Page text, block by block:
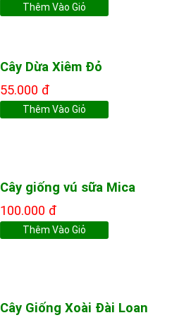
Thêm Vào Giỏ
Cây Dừa Xiêm Đỏ
55.000 đ
Thêm Vào Giỏ
Cây giống vú sữa Mica
100.000 đ
Thêm Vào Giỏ
Cây Giống Xoài Đài Loan